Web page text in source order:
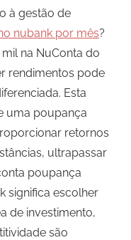
à gestão de
nubank por mês?
na NuConta do
rendimentos pode
Esta
uma poupança
retornos
ultrapassar
poupança
significa escolher
de investimento,
são